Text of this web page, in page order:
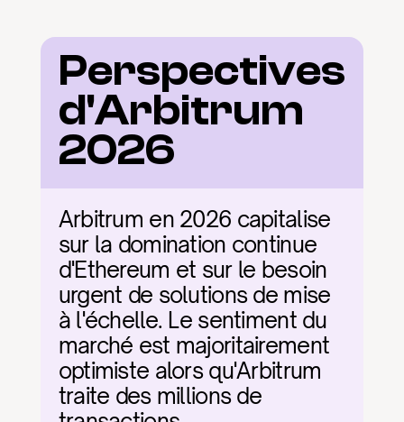
Perspectives
d'Arbitrum
2026
Arbitrum en 2026 capitalise
sur la domination continue
d'Ethereum et sur le besoin
urgent de solutions de mise
à l'échelle. Le sentiment du
marché est majoritairement
optimiste alors qu'Arbitrum
traite des millions de